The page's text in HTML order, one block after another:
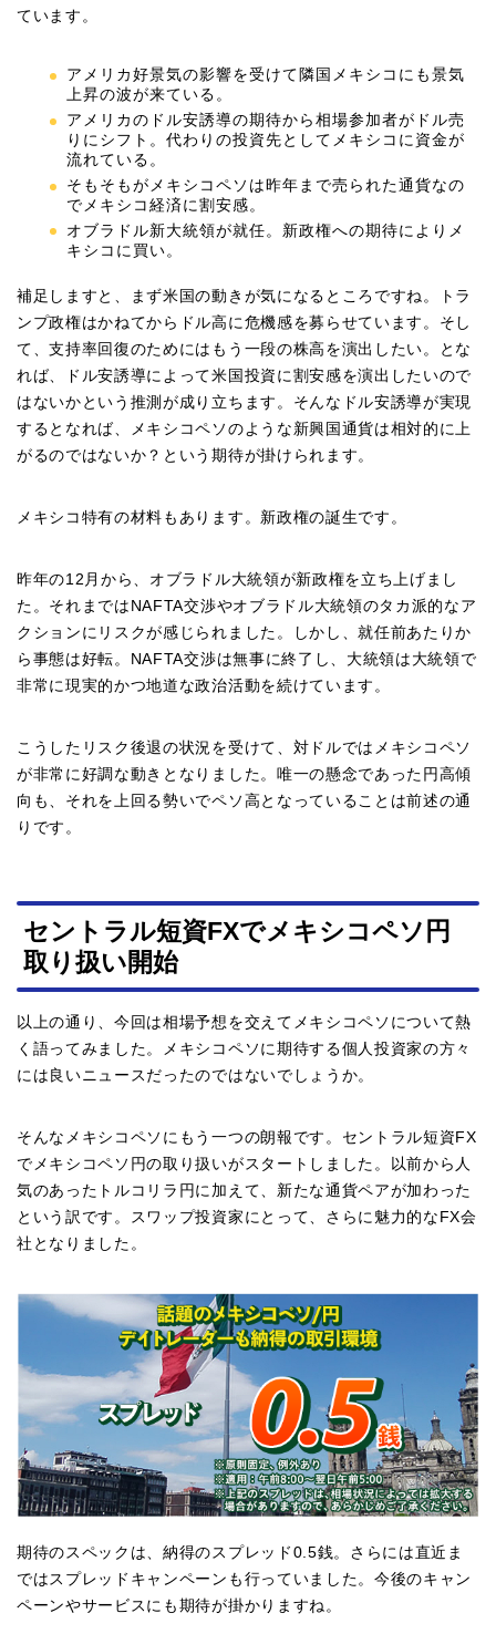
ています。
アメリカ好景気の影響を受けて隣国メキシコにも景気
上昇の波が来ている。
アメリカのドル安誘導の期待から相場参加者がドル売
りにシフト。代わりの投資先としてメキシコに資金が
流れている。
そもそもがメキシコペソは昨年まで売られた通貨なの
でメキシコ経済に割安感。
オブラドル新大統領が就任。新政権への期待によりメ
キシコに買い。
補足しますと、まず米国の動きが気になるところですね。トラ
ンプ政権はかねてからドル高に危機感を募らせています。そし
て、支持率回復のためにはもう一段の株高を演出したい。とな
れば、ドル安誘導によって米国投資に割安感を演出したいので
はないかという推測が成り立ちます。そんなドル安誘導が実現
するとなれば、メキシコペソのような新興国通貨は相対的に上
がるのではないか？という期待が掛けられます。
メキシコ特有の材料もあります。新政権の誕生です。
昨年の12月から、オブラドル大統領が新政権を立ち上げまし
た。それまではNAFTA交渉やオブラドル大統領のタカ派的なア
クションにリスクが感じられました。しかし、就任前あたりか
ら事態は好転。NAFTA交渉は無事に終了し、大統領は大統領で
非常に現実的かつ地道な政治活動を続けています。
こうしたリスク後退の状況を受けて、対ドルではメキシコペソ
が非常に好調な動きとなりました。唯一の懸念であった円高傾
向も、それを上回る勢いでペソ高となっていることは前述の通
りです。
セントラル短資FXでメキシコペソ円
取り扱い開始
以上の通り、今回は相場予想を交えてメキシコペソについて熱
く語ってみました。メキシコペソに期待する個人投資家の方々
には良いニュースだったのではないでしょうか。
そんなメキシコペソにもう一つの朗報です。セントラル短資FX
でメキシコペソ円の取り扱いがスタートしました。以前から人
気のあったトルコリラ円に加えて、新たな通貨ペアが加わった
という訳です。スワップ投資家にとって、さらに魅力的なFX会
社となりました。
期待のスペックは、納得のスプレッド0.5銭。さらには直近ま
ではスプレッドキャンペーンも行っていました。今後のキャン
ペーンやサービスにも期待が掛かりますね。